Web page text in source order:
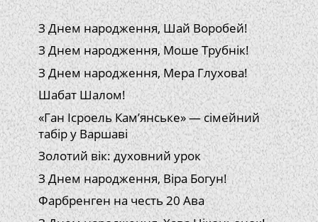
З Днем народження, Шай Воробей!
З Днем народження, Моше Трубнік!
З Днем народження, Мера Глухова!
Шабат Шалом!
«Ган Ісроель Кам’янське» — сімейний
табір у Варшаві
Золотий вік: духовний урок
З Днем народження, Віра Богун!
Фарбренген на честь 20 Ава